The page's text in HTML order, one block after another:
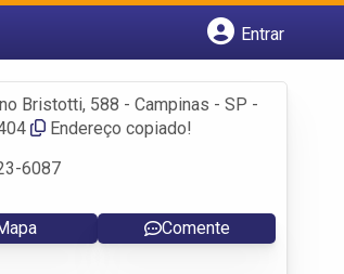
Entrar
Bristotti, 588 - Campinas - SP -
Endereço copiado!
6087
Comente